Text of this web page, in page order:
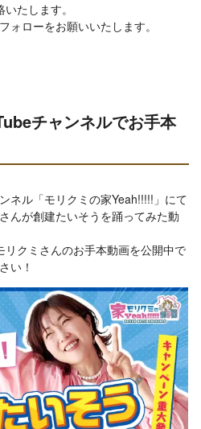
たします。
ォローをお願いいたします。
チャンネルでお手本
ネル「モリクミの家Yeah!!!!!」にて
んが創建たいそうを踊ってみた動
クミさんのお手本動画を公開中で
い！